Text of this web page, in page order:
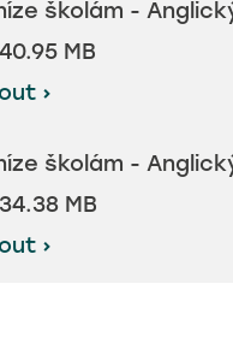
školám -
40.95 MB
›
školám -
34.38 MB
›